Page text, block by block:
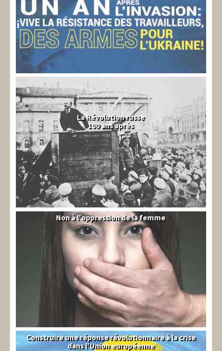
La Révolution russe
100 ans après
Syrie
Non à l'oppression de la femme
Syndical
Construire une réponse révolutionnaire à la crise
dans l'Union européenne